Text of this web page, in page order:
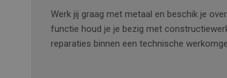
Werk jij graag met metaal en beschik je
functie houd je je bezig met
reparaties binnen een technische